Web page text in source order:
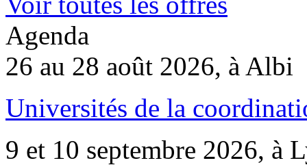
Agenda
26 au 28 août 2026, à Albi
Universités de la
9 et 10 septembre 2026, à